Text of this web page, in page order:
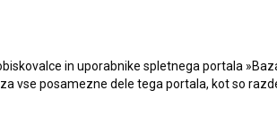
in uporabnike spletnega portala
vse posamezne dele tega portala, kot so